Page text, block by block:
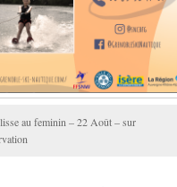
au feminin – 22 Août – sur